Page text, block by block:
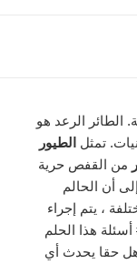
الطائر الرعد هو
تمثل الطيور
من القفص حرية
أن الحالم
، يتم إجراء
هذا الحلم
هل حقا يحدث أي